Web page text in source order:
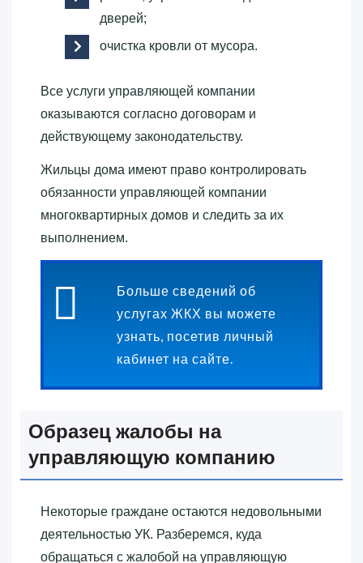
дверей;
очистка кровли от мусора.
Все услуги управляющей компании
оказываются согласно договорам и
действующему законодательству.
Жильцы дома имеют право контролировать
обязанности управляющей компании
многоквартирных домов и следить за их
выполнением.
Больше сведений об
услугах ЖКХ вы можете
узнать, посетив личный
кабинет на сайте.
Образец жалобы на
управляющую компанию
Некоторые граждане остаются недовольными
деятельностью УК. Разберемся, куда
обращаться с жалобой на управляющую